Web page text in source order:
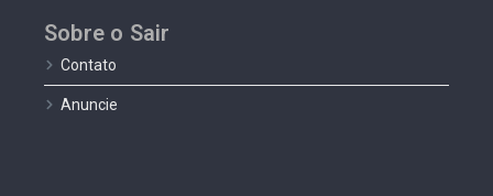
Sobre o Sair
Contato
Anuncie